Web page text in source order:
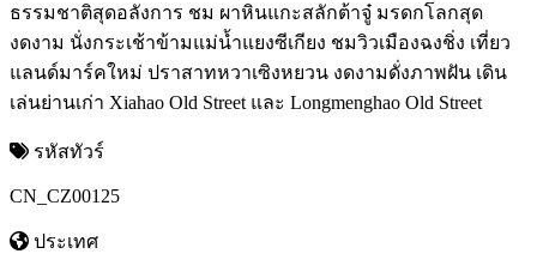
ธรรมชาติสุดอลังการ ชม ผาหินแกะสลักต้าจู๋ มรดกโลกสุด
งดงาม นั่งกระเช้าข้ามแม่น้ำแยงซีเกียง ชมวิวเมืองฉงชิ่ง เที่ยว
แลนด์มาร์คใหม่ ปราสาทหวาเซิงหยวน งดงามดั่งภาพฝัน เดิน
เล่นย่านเก่า Xiahao Old Street และ Longmenghao Old Street
รหัสทัวร์
CN_CZ00125
ประเทศ